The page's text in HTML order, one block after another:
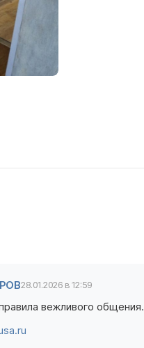
28.01.2026 в 12:59
вежливого общения.